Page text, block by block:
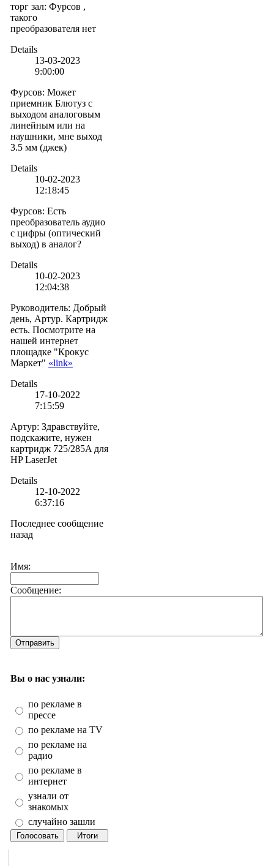
торг зал: Фурсов ,
такого
преобразователя нет
Details
13-03-2023
9:00:00
Фурсов: Может
приемник Блютуз с
выходом аналоговым
линейным или на
наушники, мне выход
3.5 мм (джек)
Details
10-02-2023
12:18:45
Фурсов: Есть
преобразователь аудио
с цифры (оптический
выход) в аналог?
Details
10-02-2023
12:04:38
Руководитель: Добрый
день, Артур. Картридж
есть. Посмотрите на
нашей интернет
площадке "Крокус
Маркет" «link»
Details
17-10-2022
7:15:59
Артур: Здравствуйте,
подскажите, нужен
картридж 725/285A для
HP LaserJet
Details
12-10-2022
6:37:16
Последнее сообщение
назад
Имя:
Сообщение:
Отправить
Вы о нас узнали:
по рекламе в
прессе
по рекламе на TV
по рекламе на
радио
по рекламе в
интернет
узнали от
знакомых
случайно зашли